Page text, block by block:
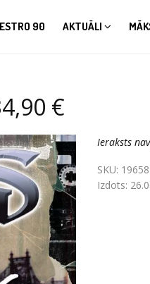
90 AKTUĀLI
€
Ieraksts
SKU:
Izdots: